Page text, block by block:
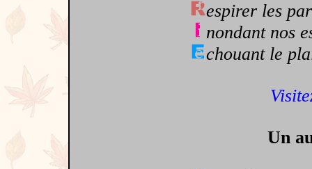
espirer les
nondant nos
chouant le
Un